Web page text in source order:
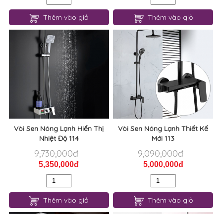
Thêm vào giỏ Thêm vào giỏ
Vòi Sen Nóng Lạnh Hiển Thị
Nhiệt Độ 114
9,730,000đ
5,350,000đ
Thêm vào giỏ
Vòi Sen Nóng Lạnh Thiết Kế
Mới 113
9,090,000đ
5,000,000đ
Thêm vào giỏ